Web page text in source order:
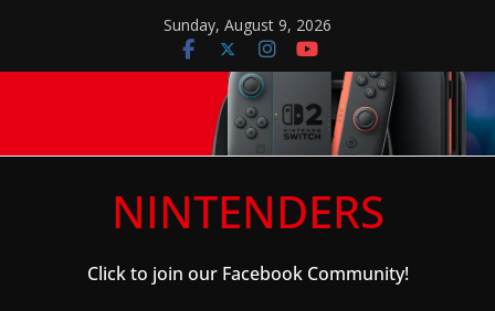
content
Sunday, August 9, 2026
NINTENDERS
Click to join our Facebook Community!